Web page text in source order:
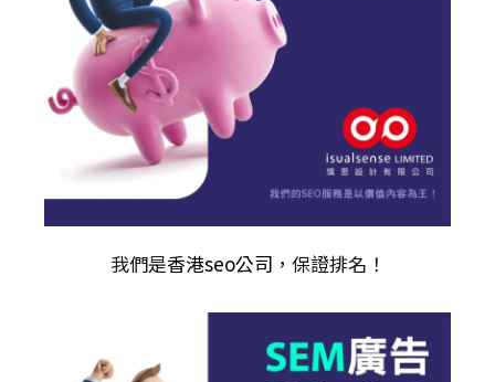
我們是香港seo公司 ，保證排名！